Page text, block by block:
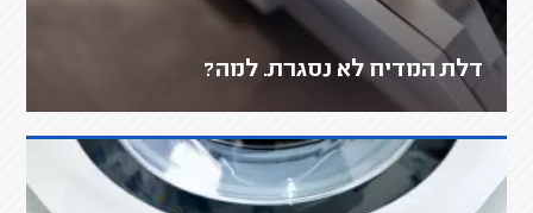
דלת המדיח לא נסגרת. למה?